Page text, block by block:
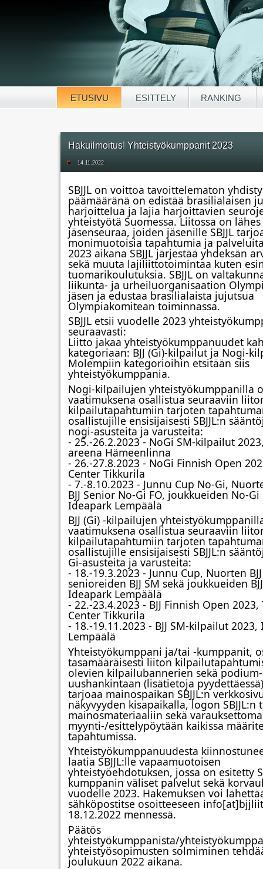
ETUSIVU ESITTELY RANKING
Hakuilmoitus! Yhteistyökumppanit 2023
# 14.11.2022
SBJJL on voittoa tavoittelematon
päämääränä on edistää brasilialaisen
harjoittelua ja lajia harjoittavien
yhteistyötä Suomessa. Liitossa on lähes
jäsenseuraa, joiden jäsenille SBJJL
monimuotoisia tapahtumia ja
2023 aikana SBJJL järjestää yhdeksän
sekä muuta lajiliittotoimintaa kuten
tuomarikoulutuksia. SBJJL on
liikunta- ja urheiluorganisaation
jäsen ja edustaa brasilialaista jujutsua
Olympiakomitean toiminnassa.
SBJJL etsii vuodelle 2023
seuraavasti:
Liitto jakaa yhteistyökumppanuudet
kategoriaan: BJJ (Gi)-kilpailut ja Nogi-
Molempiin kategorioihin etsitään siis
yhteistyökumppania.
Nogi-kilpailujen yhteistyökumppanilla
vaatimuksena osallistua seuraaviin
kilpailutapahtumiin tarjoten
osallistujille ensisijaisesti SBJJL:n
nogi-asusteita ja varusteita:
- 25.-26.2.2023 - NoGi SM-kilpailut
areena Hämeenlinna
- 26.-27.8.2023 - NoGi Finnish Open
Center Tikkurila
- 7.-8.10.2023 - Junnu Cup No-Gi,
BJJ Senior No-Gi FO, joukkueiden No-Gi
Ideapark Lempäälä
BJJ (Gi) -kilpailujen
vaatimuksena osallistua seuraaviin
kilpailutapahtumiin tarjoten
osallistujille ensisijaisesti SBJJL:n
Gi-asusteita ja varusteita:
- 18.-19.3.2023 - Junnu Cup, Nuorten
senioreiden BJJ SM sekä joukkueiden
Ideapark Lempäälä
- 22.-23.4.2023 - BJJ Finnish Open
Center Tikkurila
- 18.-19.11.2023 - BJJ SM-kilpailut
Lempäälä
Yhteistyökumppani ja/tai -kumppanit,
tasamääräisesti liiton
olevien kilpailubannerien sekä
uushankintaan (lisätietoja pyydettäessä).
tarjoaa mainospaikan SBJJL:n
näkyvyyden kisapaikalla, logon
mainosmateriaaliin sekä
myynti-/esittelypöytään kaikissa
tapahtumissa.
Yhteistyökumppanuudesta
laatia SBJJL:lle vapaamuotoisen
yhteistyöehdotuksen, jossa on esitetty
kumppanin väliset palvelut sekä
vuodelle 2023. Hakemuksen voi
sähköpostitse osoitteeseen
18.12.2022 mennessä.
Päätös
yhteistyökumppanista/
yhteistyösopimusten solmiminen
joulukuun 2022 aikana.